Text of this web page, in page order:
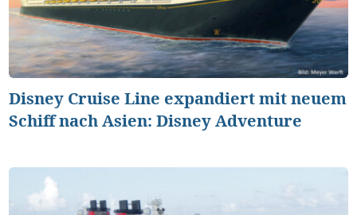
Disney Cruise Line expandiert mit neuem
Schiff nach Asien: Disney Adventure